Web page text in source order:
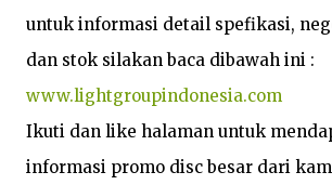
untuk informasi detail spefikasi,
www.lightgroupindonesia.com
Ikuti dan like halaman untuk
informasi promo disc besar dari